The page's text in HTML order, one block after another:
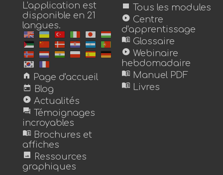
L'application est
disponible en 21
langues.
home Page d'accueil
today Blog
play_circle Actualités
forum Témoignages
incroyables
menu_book Brochures et
affiches
image Ressources
graphiques
view_module Tous les modules
play_circle Centre
d'apprentissage
menu_book Glossaire
play_circle Webinaire
hebdomadaire
menu_book Manuel PDF
menu_book Livres